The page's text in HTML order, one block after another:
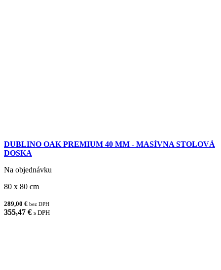
DUBLINO OAK PREMIUM 40 MM - MASÍVNA STOLOVÁ
DOSKA
Na objednávku
80 x 80 cm
289,00 € bez DPH
355,47 € s DPH